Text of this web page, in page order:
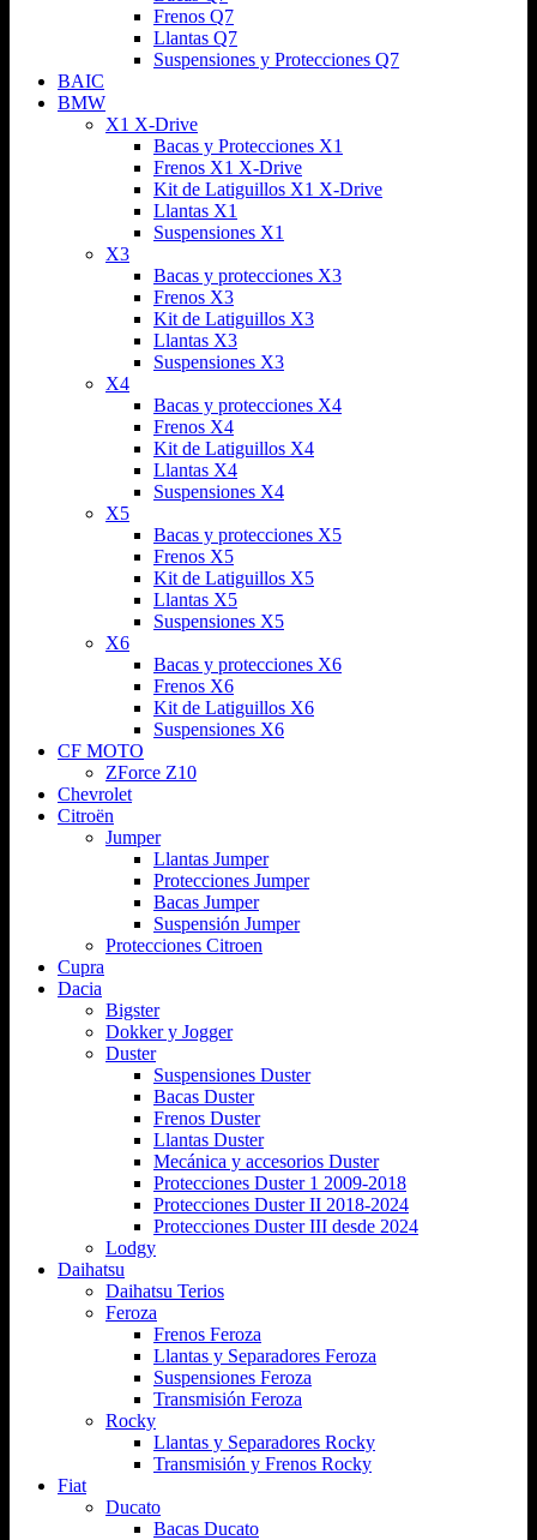
Frenos Q7
Llantas Q7
Suspensiones y Protecciones Q7
BAIC
BMW
X1 X-Drive
Bacas y Protecciones X1
Frenos X1 X-Drive
Kit de Latiguillos X1 X-Drive
Llantas X1
Suspensiones X1
X3
Bacas y protecciones X3
Frenos X3
Kit de Latiguillos X3
Llantas X3
Suspensiones X3
X4
Bacas y protecciones X4
Frenos X4
Kit de Latiguillos X4
Llantas X4
Suspensiones X4
X5
Bacas y protecciones X5
Frenos X5
Kit de Latiguillos X5
Llantas X5
Suspensiones X5
X6
Bacas y protecciones X6
Frenos X6
Kit de Latiguillos X6
Suspensiones X6
CF MOTO
ZForce Z10
Chevrolet
Citroën
Jumper
Llantas Jumper
Protecciones Jumper
Bacas Jumper
Suspensión Jumper
Protecciones Citroen
Cupra
Dacia
Bigster
Dokker y Jogger
Duster
Suspensiones Duster
Bacas Duster
Frenos Duster
Llantas Duster
Mecánica y accesorios Duster
Protecciones Duster 1 2009-2018
Protecciones Duster II 2018-2024
Protecciones Duster III desde 2024
Lodgy
Daihatsu
Daihatsu Terios
Feroza
Frenos Feroza
Llantas y Separadores Feroza
Suspensiones Feroza
Transmisión Feroza
Rocky
Llantas y Separadores Rocky
Transmisión y Frenos Rocky
Fiat
Ducato
Bacas Ducato